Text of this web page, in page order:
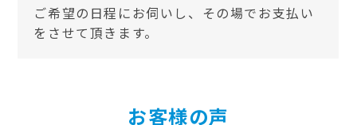
ご希望の日程にお伺いし、その場でお支払い
をさせて頂きます。
お客様の声